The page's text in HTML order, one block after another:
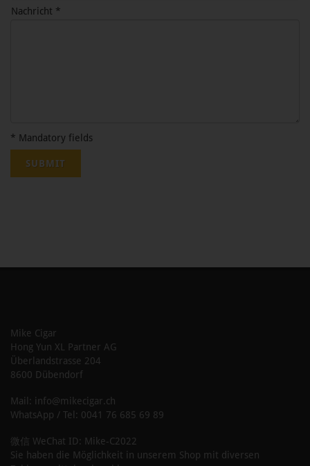
Nachricht *
* Mandatory fields
Mike Cigar
Hong Yun XL Partner AG
Überlandstrasse 204
8600 Dübendorf
Mail: info@mikecigar.ch
WhatsApp / Tel: 0041 76 685 69 89
微信 WeChat ID: Mike-C2022
Sie haben die Möglichkeit in unserem Shop mit diversen